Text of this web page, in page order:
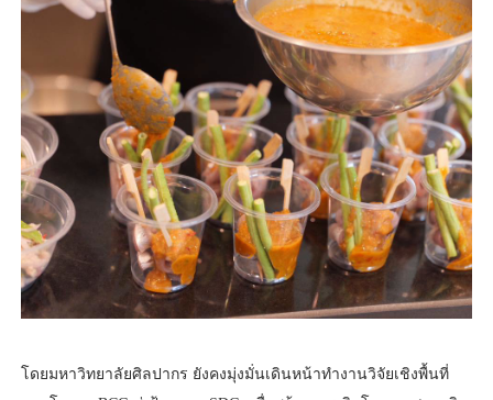
โดยมหาวิทยาลัยศิลปากร ยังคงมุ่งมั่นเดินหน้าทำงานวิจัยเชิงพื้นที่